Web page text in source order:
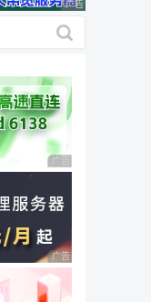
广告 商业广告，理
广告 商业广告，理性
广告 商业广告，理性